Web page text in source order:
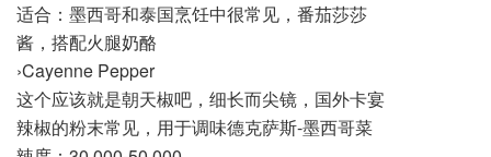
适合：墨西哥和泰国烹饪中很常见，番茄莎莎
酱，搭配火腿奶酪
›Cayenne Pepper
这个应该就是朝天椒吧，细长而尖镜，国外卡宴
辣椒的粉末常见，用于调味德克萨斯-墨西哥菜